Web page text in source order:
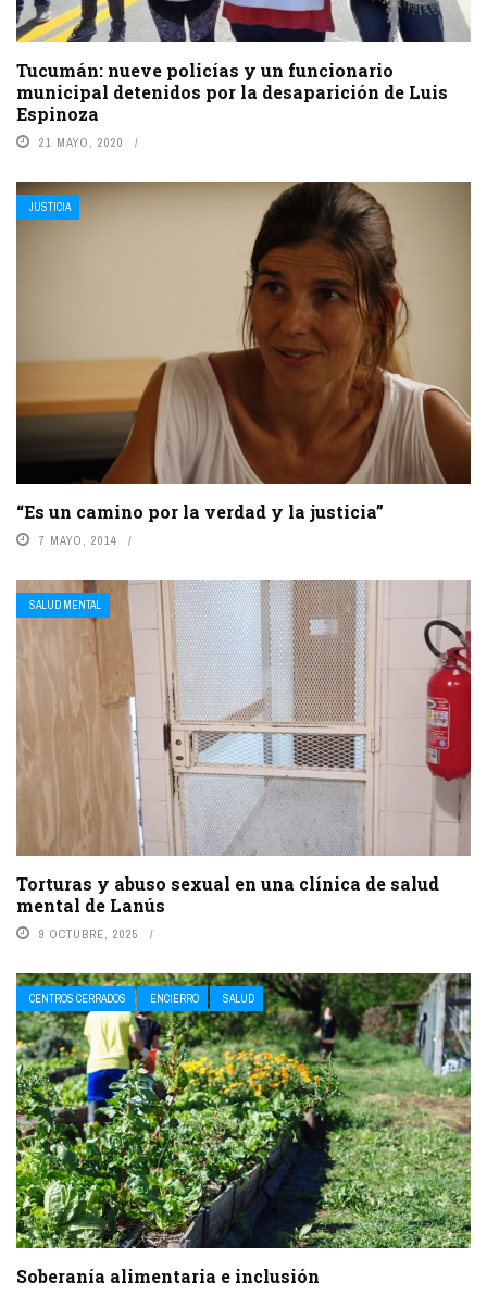
Tucumán: nueve policías y un funcionario
municipal detenidos por la desaparición de Luis
Espinoza
21 MAYO, 2020
JUSTICIA
“Es un camino por la verdad y la justicia”
7 MAYO, 2014
SALUD MENTAL
Torturas y abuso sexual en una clínica de salud
mental de Lanús
9 OCTUBRE, 2025
CENTROS CERRADOS ENCIERRO SALUD
Soberanía alimentaria e inclusión